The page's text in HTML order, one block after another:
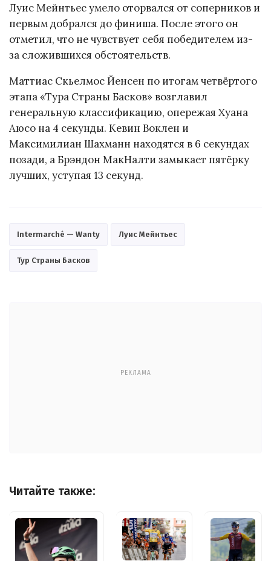
Луис Мейнтьес умело оторвался от соперников и
первым добрался до финиша. После этого он
отметил, что не чувствует себя победителем из-
за сложившихся обстоятельств.
Маттиас Скьелмос Йенсен по итогам четвёртого
этапа «Тура Страны Басков» возглавил
генеральную классификацию, опережая Хуана
Аюсо на 4 секунды. Кевин Воклен и
Максимилиан Шахманн находятся в 6 секундах
позади, а Брэндон МакНалти замыкает пятёрку
лучших, уступая 13 секунд.
Intermarché — Wanty Луис Мейнтьес
Тур Страны Басков
РЕКЛАМА
Читайте также: